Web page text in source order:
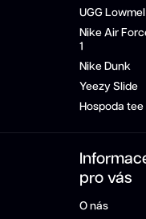
UGG Lowmel
Nike Air
1
Nike Dunk
Yeezy Slide
Hospoda tee
pro vás
O nás